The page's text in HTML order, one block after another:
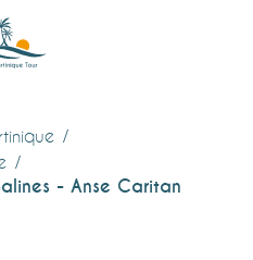
- Anse Caritan